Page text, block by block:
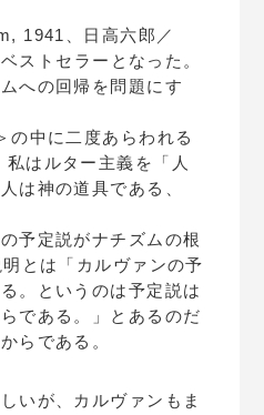
1941、日高六郎／
ストセラーとなった。
への回帰を問題にす
中に二度あらわれる
はルター主義を「人
は神の道具である、
予定説がナチズムの根
とは「カルヴァンの予
。というのは予定説は
である。」とあるのだ
らである。
いが、カルヴァンもま